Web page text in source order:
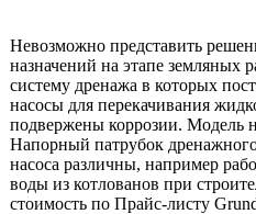
Невозможно представить
назначений на этапе земляных
систему дренажа в которых
насосы для перекачивания
подвержены коррозии. Модель
Напорный патрубок
насоса различны, например
воды из котлованов при
стоимость по Прайс-листу